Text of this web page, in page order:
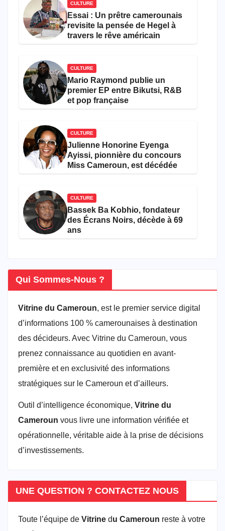
CULTURE
Essai : Un prêtre camerounais
revisite la pensée de Hegel à
travers le rêve américain
CULTURE
Mario Raymond publie un
premier EP entre Bikutsi, R&B
et pop française
CULTURE
Julienne Honorine Eyenga
Ayissi, pionnière du concours
Miss Cameroun, est décédée
CULTURE
Bassek Ba Kobhio, fondateur
des Écrans Noirs, décède à 69
ans
Qui Sommes-Nous ?
Vitrine du Cameroun, est le premier service digital
d’informations 100 % camerounaises à destination
des décideurs. Avec Vitrine du Cameroun, vous
prenez connaissance au quotidien en avant-
première et en exclusivité des informations
stratégiques sur le Cameroun et d’ailleurs.
Outil d’intelligence économique, Vitrine du
Cameroun vous livre une information vérifiée et
opérationnelle, véritable aide à la prise de décisions
d’investissements.
UNE QUESTION ? CONTACTEZ NOUS
Toute l’équipe de Vitrine du Cameroun reste à votre